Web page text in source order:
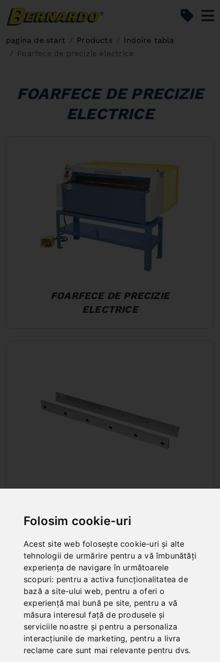
Folosim cookie-uri
Acest site web folosește cookie-uri și alte
tehnologii de urmărire pentru a vă îmbunătăți
experiența de navigare în următoarele
scopuri: pentru a activa funcționalitatea de
bază a site-ului web, pentru a oferi o
experiență mai bună pe site, pentru a vă
măsura interesul față de produsele și
serviciile noastre și pentru a personaliza
interacțiunile de marketing, pentru a livra
reclame care sunt mai relevante pentru dvs.
pagina de start Products
Indoire tabla
Foarfece de precizie electrice
FOARFECE DE PRECIZIE
ELECTRICE
FOARFECE DE PRECIZIE
ELECTRICE
PRECIZIE ELECTRICE